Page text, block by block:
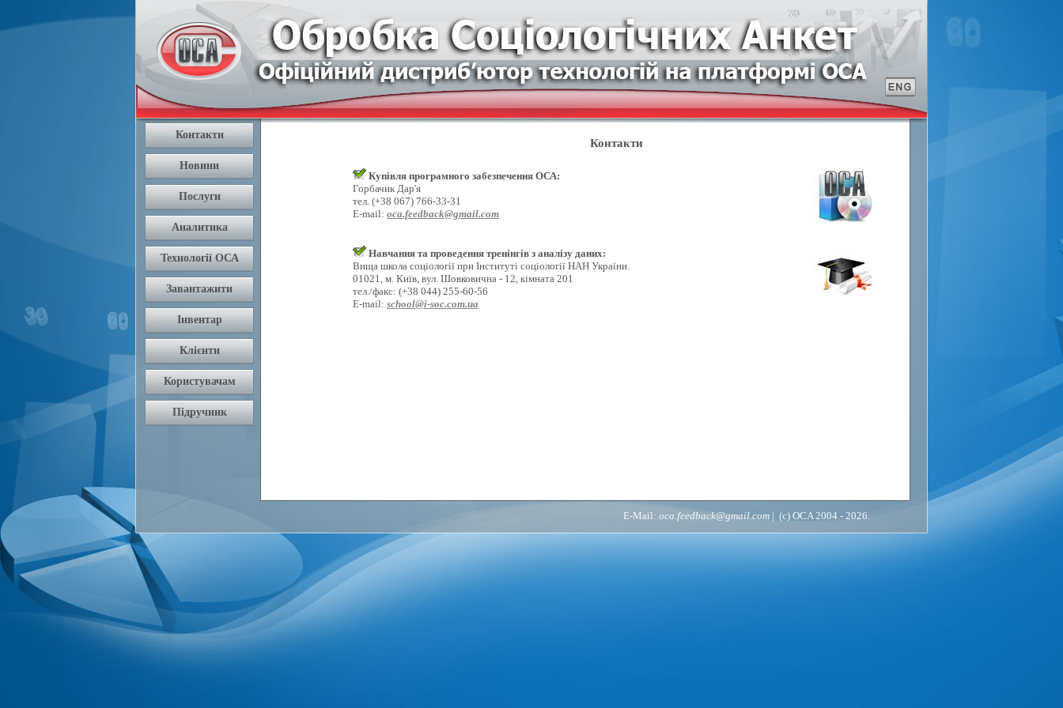
Контакти
Купівля програмного забезпечення ОСА:
Горбачик Дар'я
тел. (+38 067) 766-33-31
E-mail: oca.feedback@gmail.com
Навчання та проведення тренінгів з аналізу даних:
Вища школа соціології при Інституті соціології НАН України.
01021, м. Київ, вул. Шовковична - 12, кімната 201
тел./факс: (+38 044) 255-60-56
E-mail: school@i-soc.com.ua
E-Mail: oca.feedback@gmail.com | (c) OCA 2004 - 2026.